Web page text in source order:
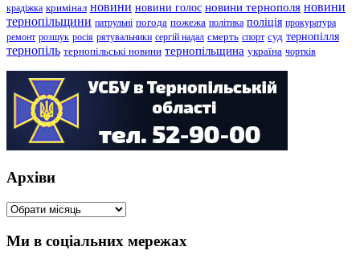
крадіжка кримінал новини новини голос новини тернополя новини
тернопільщини патрульні погода пожежа політика поліція прокуратура
ремонт розшук росія рятувальники сергій надал смерть спорт суд тернопілля
тернопіль тернопільські новини тернопільщина україна чортків
Архіви
Архіви
Ми в соціальних мережах